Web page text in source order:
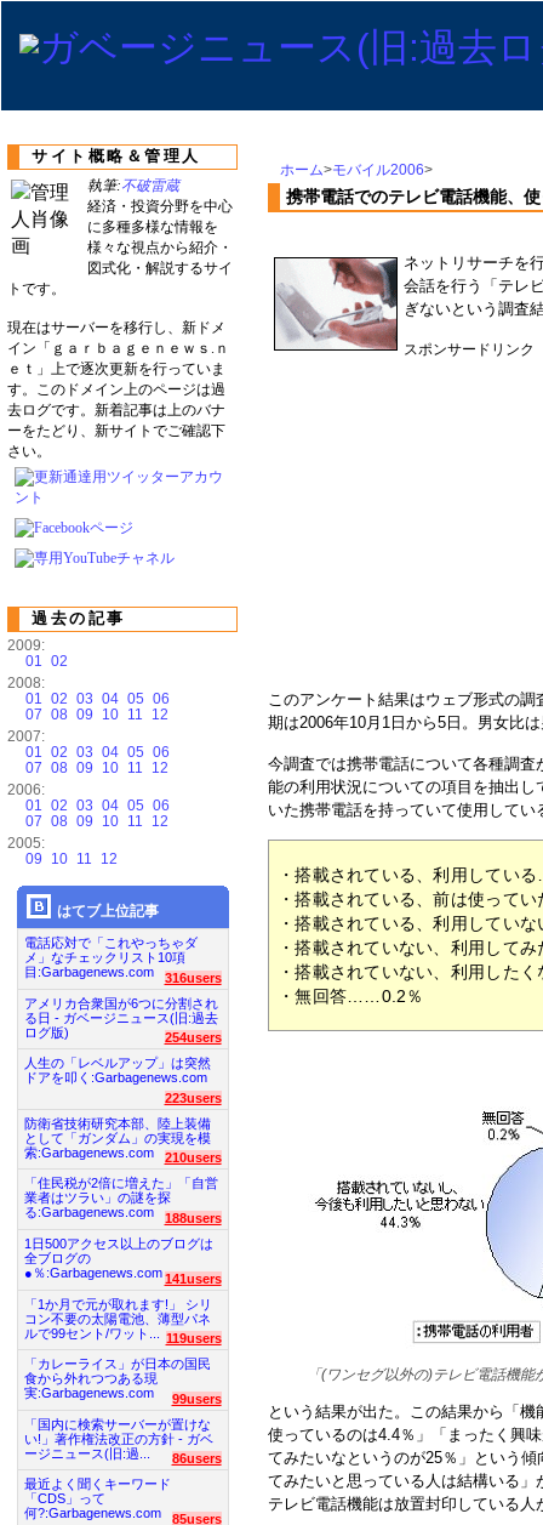
ホーム>モバイル2006>
携帯電話でのテレビ電話機能、
ネットリサーチを
会話を行う「テレ
ぎないという調査
スポンサードリンク
このアンケート結果はウェブ形式の
期は2006年10月1日から5日。男女比
今調査では携帯電話について各種調
能の利用状況についての項目を抽出
いた携帯電話を持っていて使用してい
・搭載されている、利用してい
・搭載されている、前は使って
・搭載されている、利用してい
・搭載されていない、利用して
・搭載されていない、利用した
・無回答……0.2％
「(ワンセグ以外の)テレビ電話機
という結果が出た。この結果から「
使っているのは4.4％」「まったく興
てみたいなというのが25％」という
てみたいと思っている人は結構いる
テレビ電話機能は放置封印している
サイト概略＆管理人
執筆:不破雷蔵
経済・投資分野を中心
に多種多様な情報を
様々な視点から紹介・
図式化・解説するサイ
トです。
現在はサーバーを移行し、新ドメ
イン「ｇａｒｂａｇｅｎｅｗｓ.ｎ
ｅｔ」上で逐次更新を行っていま
す。このドメイン上のページは過
去ログです。新着記事は上のバナ
ーをたどり、新サイトでご確認下
さい。
過去の記事
2009:
01 02
2008:
01 02 03 04 05 06
07 08 09 10 11
12
2007:
01 02 03 04 05 06
07 08 09 10 11
12
2006:
01 02 03 04 05 06
07 08 09 10 11
12
2005:
09
10 11 12
はてブ上位記事
電話応対で「これやっちゃダ
メ」なチェックリスト10項
目:Garbagenews.com
316users
アメリカ合衆国が6つに分割され
る日 - ガベージニュース(旧:過去
ログ版)
254users
人生の「レベルアップ」は突然
ドアを叩く:Garbagenews.com
223users
防衛省技術研究本部、陸上装備
として「ガンダム」の実現を模
索:Garbagenews.com
210users
「住民税が2倍に増えた」「自営
業者はツラい」の謎を探
る:Garbagenews.com
188users
1日500アクセス以上のブログは
全ブログの
●％:Garbagenews.com 141users
「1か月で元が取れます!」 シリ
コン不要の太陽電池、薄型パネ
ルで99セント/ワット...
119users
「カレーライス」が日本の国民
食から外れつつある現
実:Garbagenews.com
99users
「国内に検索サーバーが置けな
い!」著作権法改正の方針 - ガベ
ージニュース(旧:過...
86users
最近よく聞くキーワード
「CDS」って
何?:Garbagenews.com
85users